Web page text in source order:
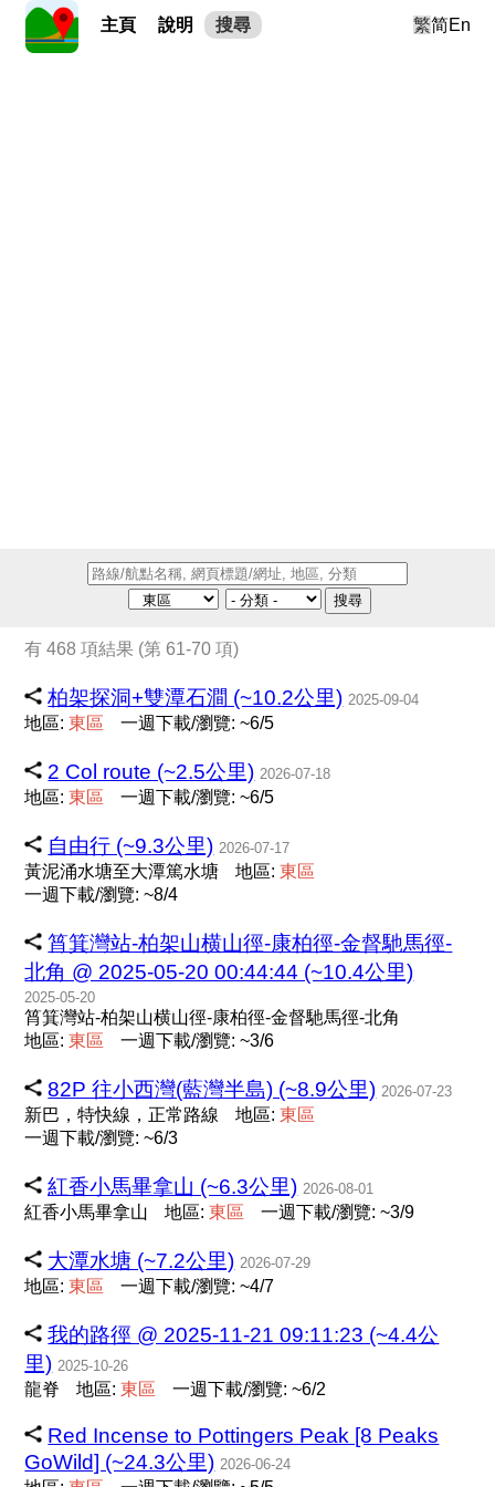
主頁 說明 搜尋 繁简En
搜尋
有 468 項結果 (第 61-70 項)
柏架探洞+雙潭石澗 (~10.2公里) 2025-09-04
地區:東區 一週下載/瀏覽: ~6/5
2 Col route (~2.5公里) 2026-07-18
地區:東區 一週下載/瀏覽: ~6/5
自由行 (~9.3公里) 2026-07-17
黃泥涌水塘至大潭篤水塘 地區:東區
一週下載/瀏覽: ~8/4
筲箕灣站-柏架山横山徑-康柏徑-金督馳馬徑-
北角 @ 2025-05-20 00:44:44 (~10.4公里)
2025-05-20
筲箕灣站-柏架山横山徑-康柏徑-金督馳馬徑-北角
地區:東區 一週下載/瀏覽: ~3/6
82P 往小西灣(藍灣半島) (~8.9公里) 2026-07-23
新巴，特快線，正常路線 地區:東區
一週下載/瀏覽: ~6/3
紅香小馬畢拿山 (~6.3公里) 2026-08-01
紅香小馬畢拿山 地區:東區 一週下載/瀏覽: ~3/9
大潭水塘 (~7.2公里) 2026-07-29
地區:東區 一週下載/瀏覽: ~4/7
我的路徑 @ 2025-11-21 09:11:23 (~4.4公
里) 2025-10-26
龍脊 地區:東區 一週下載/瀏覽: ~6/2
Red Incense to Pottingers Peak [8 Peaks
GoWild] (~24.3公里) 2026-06-24